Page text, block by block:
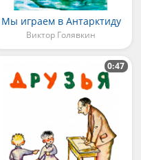
Мы играем в Антарктиду
Виктор Голявкин
0:47